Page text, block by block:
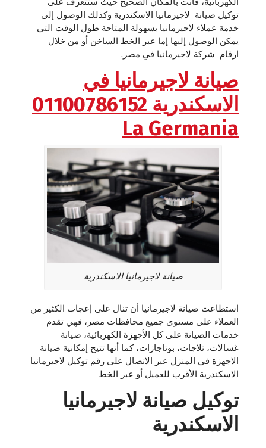
توكيل صيانة لاجيرمانيا الاسكندرية وكذلك الوصول إلى
خدمة عملاء لاجيرمانيا بسهولة المتاحة طول الوقت التي
يمكن الوصول إليها إما عبر الخط الساخن أو من خلال
ارقام شركة لاجيرمانيا في مصر.
صيانة لاجيرمانيا في
الاسكندرية 01100786152
La Germania
صيانة لاجيرمانيا الاسكندرية
استطاعت صيانة لاجيرمانيا أن تنال على إعجاب الكثير من
العملاء على مستوى جميع محافظات مصر، فهي تقدم
خدمات الصيانة على كل الأجهزة الكهربائية، صيانة
غسالات، ثلاجات، بوتاجازات، كما أنها تتيح إمكانية صيانة
الاجهزة في المنزل عبر الاتصال على رقم توكيل لاجيرمانيا
الاسكندرية الأقرب للعميل أو عبر الخط
توكيل صيانة لاجيرمانيا
الاسكندرية